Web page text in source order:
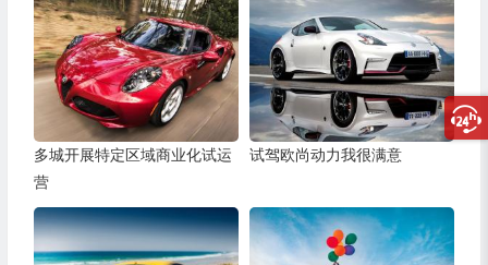
多城开展特定区域商业化试运
营
试驾欧尚动力我很满意